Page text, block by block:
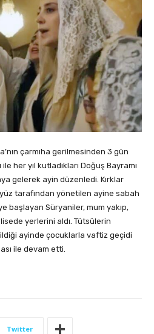
çarmıha gerilmesinden 3 gün
her yıl kutladıkları Doğuş Bayramı
gelerek ayin düzenledi. Kırklar
tarafından yönetilen ayine sabah
başlayan Süryaniler, mum yakıp,
yerlerini aldı. Tütsülerin
ayinde çocuklarla vaftiz geçidi
ile devam etti.
Twitter